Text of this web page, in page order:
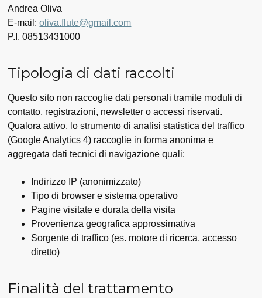
Andrea Oliva
E-mail:oliva.flute@gmail.com
P.I. 08513431000
Tipologia di dati raccolti
Questo sito non raccoglie dati personali tramite moduli di
contatto, registrazioni, newsletter o accessi riservati.
Qualora attivo, lo strumento di analisi statistica del traffico
(Google Analytics 4) raccoglie in forma anonima e
aggregata dati tecnici di navigazione quali:
Indirizzo IP (anonimizzato)
Tipo di browser e sistema operativo
Pagine visitate e durata della visita
Provenienza geografica approssimativa
Sorgente di traffico (es. motore di ricerca, accesso
diretto)
Finalità del trattamento